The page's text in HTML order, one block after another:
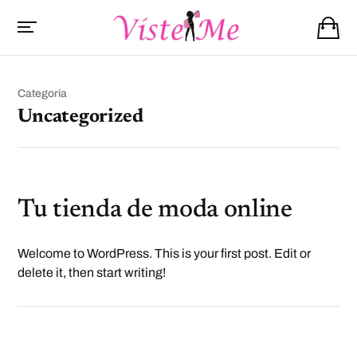
Categoría
Uncategorized
Tu tienda de moda online
Welcome to WordPress. This is your first post. Edit or
delete it, then start writing!